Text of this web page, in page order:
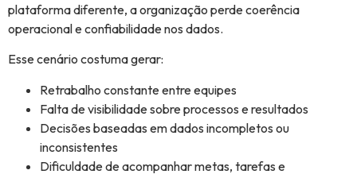
plataforma diferente, a organização perde coerência
operacional e confiabilidade nos dados.
Esse cenário costuma gerar:
Retrabalho constante entre equipes
Falta de visibilidade sobre processos e resultados
Decisões baseadas em dados incompletos ou
inconsistentes
Dificuldade de acompanhar metas, tarefas e